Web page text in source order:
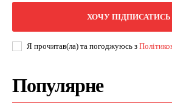
ХОЧУ ПІДПИСАТИСЬ
Я прочитав(ла) та погоджуюсь з
Популярне